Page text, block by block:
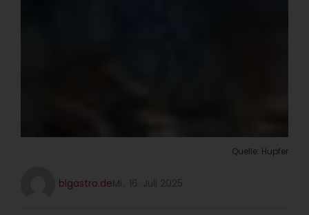
Quelle: Hupfer
blgastro.deMi., 16. Juli 2025